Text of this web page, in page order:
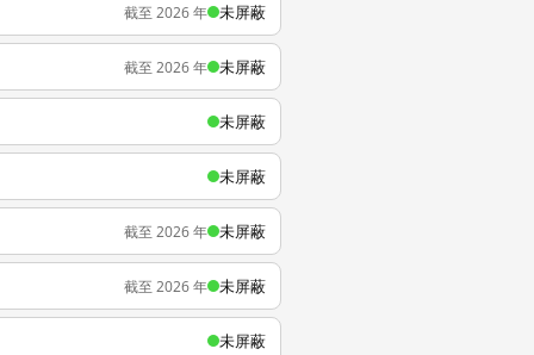
截至 2026 年 未屏蔽
截至 2026 年 未屏蔽
未屏蔽
未屏蔽
截至 2026 年 未屏蔽
截至 2026 年 未屏蔽
未屏蔽